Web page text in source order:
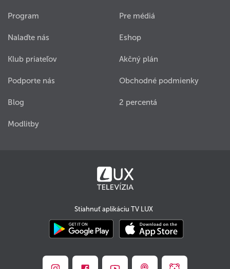
Program
Nalaďte nás
Klub priateľov
Podporte nás
Blog
Modlitby
Pre médiá
Eshop
Akčný plán
Obchodné podmienky
2 percentá
Stiahnuť aplikáciu TV LUX